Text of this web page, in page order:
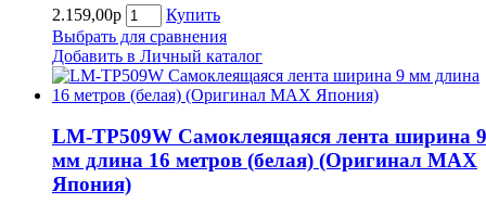
2.159,00р
Купить
Выбрать для сравнения
Добавить в Личный каталог
LM-TP509W Самоклеящаяся лента ширина 9
мм длина 16 метров (белая) (Оригинал MAX
Япония)